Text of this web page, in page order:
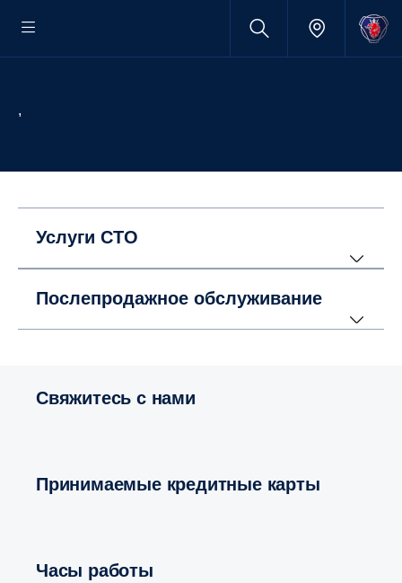
,
Услуги СТО
Послепродажное обслуживание
Свяжитесь с нами
Принимаемые кредитные карты
Часы работы